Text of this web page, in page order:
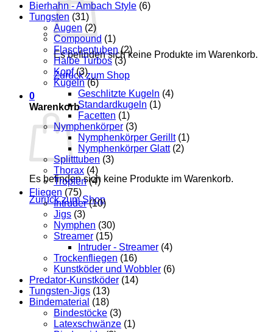
Es befinden sich keine Produkte im Warenkorb.
Zurück zum Shop
0
Warenkorb
Es befinden sich keine Produkte im Warenkorb.
Zurück zum Shop
Bierhahn - Ambach Style (6)
Tungsten (31)
Augen (2)
Compound (1)
Flaschentuben (2)
Halbe Turbos (3)
Kopf (3)
Kugeln (6)
Geschlitzte Kugeln (4)
Standardkugeln (1)
Facetten (1)
Nymphenkörper (3)
Nymphenkörper Gerillt (1)
Nymphenkörper Glatt (2)
Splitttuben (3)
Thorax (4)
Tropfen (4)
Fliegen (75)
Intruder (10)
Jigs (3)
Nymphen (30)
Streamer (15)
Intruder - Streamer (4)
Trockenfliegen (16)
Kunstköder und Wobbler (6)
Predator-Kunstköder (14)
Tungsten-Jigs (13)
Bindematerial (18)
Bindestöcke (3)
Latexschwänze (1)